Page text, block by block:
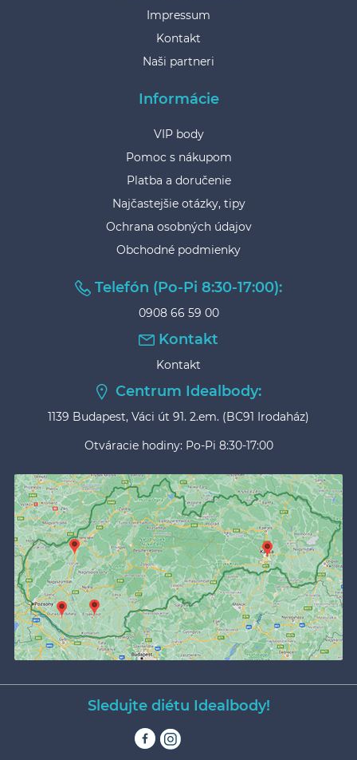
Impressum
Kontakt
Naši partneri
Informácie
VIP body
Pomoc s nákupom
Platba a doručenie
Najčastejšie otázky, tipy
Ochrana osobných údajov
Obchodné podmienky
Telefón (Po-Pi 8:30-17:00):
0908 66 59 00
Kontakt
Kontakt
Centrum Idealbody:
1139 Budapest, Váci út 91. 2.em. (BC91 Irodaház)
Otváracie hodiny: Po-Pi 8:30-17:00
Sledujte diétu Idealbody!